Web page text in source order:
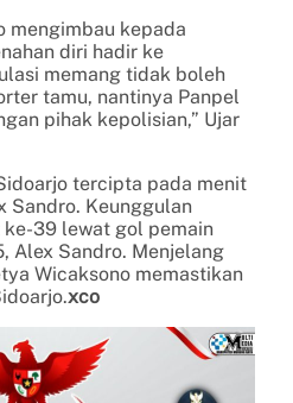
mengimbau kepada
diri hadir ke
memang tidak boleh
tamu, nantinya Panpel
pihak kepolisian,” Ujar
tercipta pada menit
Sandro. Keunggulan
39 lewat gol pemain
Alex Sandro. Menjelang
Wicaksono memastikan
xco